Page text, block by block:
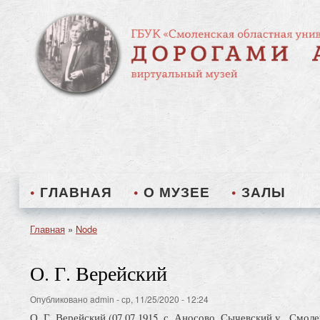
ГЛАВНАЯ О МУЗЕЕ ЗАЛЫ
Главная Node
О. Г. Верейский
Опубликовано admin -ср, 11/25/2020 - 12:24
О. Г. Верейский (07.07.1915, с. Аносово, Сычевский у.,